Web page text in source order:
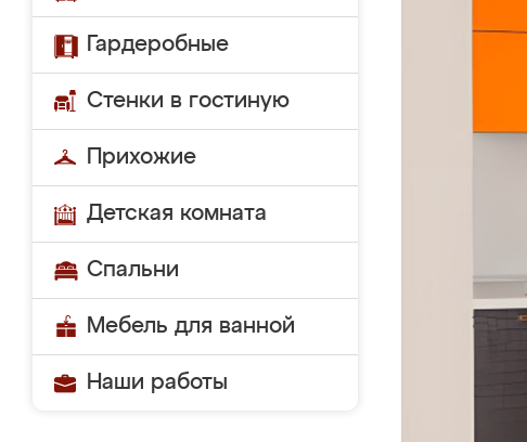
Гардеробные
Стенки в гостиную
Прихожие
Детская комната
Спальни
Мебель для ванной
Наши работы